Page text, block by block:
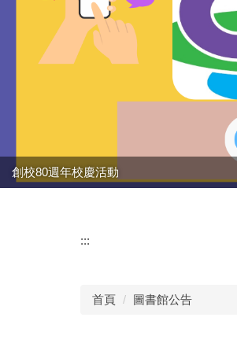
創校80週年校慶活動
強棒出擊!!!狂賀校長
:::
首頁 圖書館公告